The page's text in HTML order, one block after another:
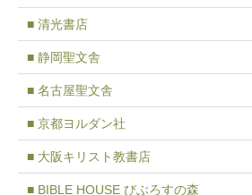
■ 清光書店
■ 静岡聖文舎
■ 名古屋聖文舎
■ 京都ヨルダン社
■ 大阪キリスト教書店
■ BIBLE HOUSE びぶろすの森